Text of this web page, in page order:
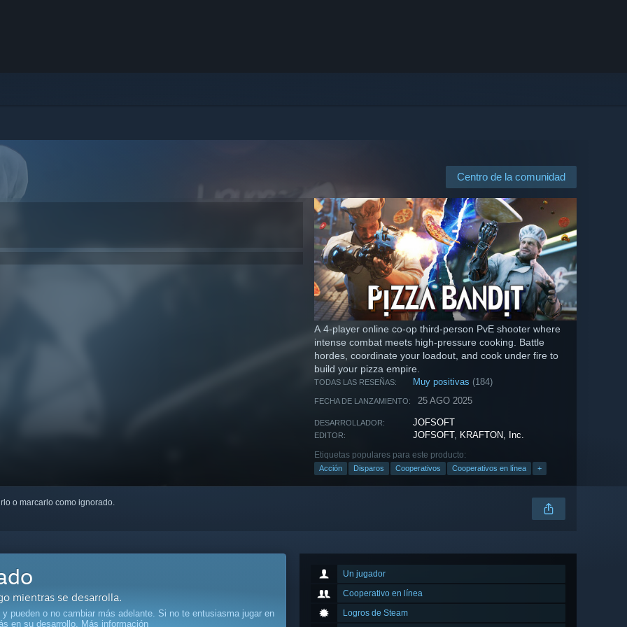
Centro de la comunidad
A 4-player online co-op third-person PvE shooter where
intense combat meets high-pressure cooking. Battle
hordes, coordinate your loadout, and cook under fire to
build your pizza empire.
TODAS LAS RESEÑAS: Muy positivas (184)
FECHA DE LANZAMIENTO: 25 AGO 2025
DESARROLLADOR: JOFSOFT
EDITOR: JOFSOFT, KRAFTON, Inc.
Etiquetas populares para este producto:
Acción Disparos Cooperativos Cooperativos en línea +
o marcarlo como ignorado.
Un jugador
Cooperativo en línea
Logros de Steam
mientras se desarrolla.
pueden o no cambiar más adelante. Si no te entusiasma jugar en
en su desarrollo. Más información